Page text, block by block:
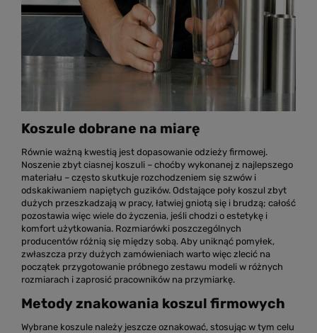
Koszule dobrane na miarę
Równie ważną kwestią jest dopasowanie odzieży firmowej.
Noszenie zbyt ciasnej koszuli – choćby wykonanej z najlepszego
materiału – często skutkuje rozchodzeniem się szwów i
odskakiwaniem napiętych guzików. Odstające poły koszul zbyt
dużych przeszkadzają w pracy, łatwiej gniotą się i brudzą; całość
pozostawia więc wiele do życzenia, jeśli chodzi o estetykę i
komfort użytkowania. Rozmiarówki poszczególnych
producentów różnią się między sobą. Aby uniknąć pomyłek,
zwłaszcza przy dużych zamówieniach warto więc zlecić na
początek przygotowanie próbnego zestawu modeli w różnych
rozmiarach i zaprosić pracowników na przymiarkę.
Metody znakowania koszul firmowych
Wybrane koszule należy jeszcze oznakować, stosując w tym celu